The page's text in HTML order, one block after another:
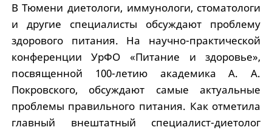
В Тюмени диетологи, иммунологи, стоматологи
и другие специалисты обсуждают проблему
здорового питания. На научно-практической
конференции УрФО «Питание и здоровье»,
посвященной 100-летию академика А. А.
Покровского, обсуждают самые актуальные
проблемы правильного питания. Как отметила
главный внештатный специалист-диетолог